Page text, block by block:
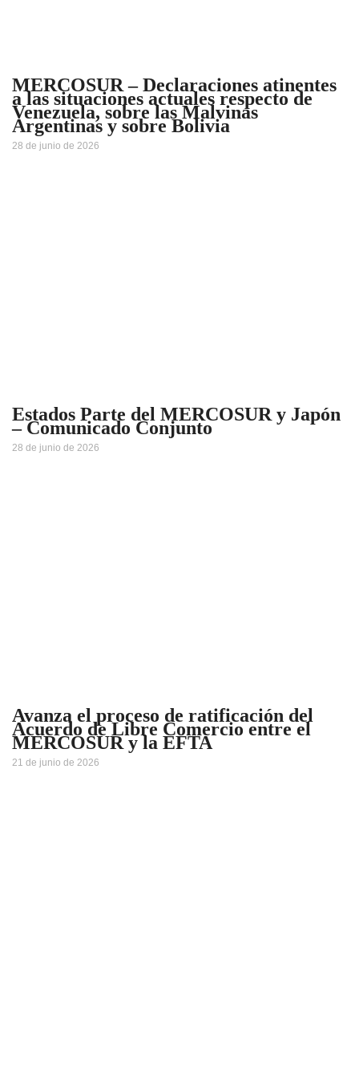
MERCOSUR – Declaraciones atinentes
a las situaciones actuales respecto de
Venezuela, sobre las Malvinas
Argentinas y sobre Bolivia
28 de junio de 2026
Estados Parte del MERCOSUR y Japón
– Comunicado Conjunto
28 de junio de 2026
Avanza el proceso de ratificación del
Acuerdo de Libre Comercio entre el
MERCOSUR y la EFTA
21 de junio de 2026